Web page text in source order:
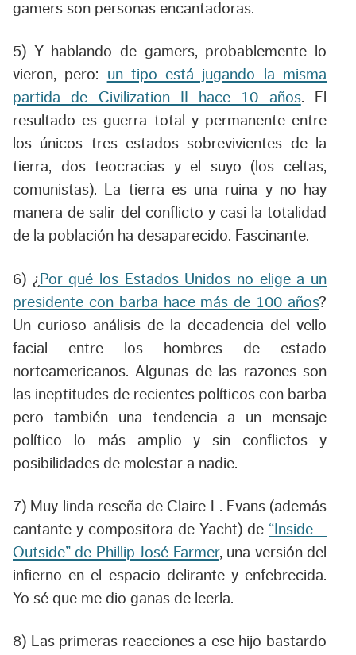
gamers son personas encantadoras.
5) Y hablando de gamers, probablemente lo
vieron, pero: un tipo está jugando la misma
partida de Civilization II hace 10 años. El
resultado es guerra total y permanente entre
los únicos tres estados sobrevivientes de la
tierra, dos teocracias y el suyo (los celtas,
comunistas). La tierra es una ruina y no hay
manera de salir del conflicto y casi la totalidad
de la población ha desaparecido. Fascinante.
6) ¿ Por qué los Estados Unidos no elige a un
presidente con barba hace más de 100 años?
Un curioso análisis de la decadencia del vello
facial entre los hombres de estado
norteamericanos. Algunas de las razones son
las ineptitudes de recientes políticos con barba
pero también una tendencia a un mensaje
político lo más amplio y sin conflictos y
posibilidades de molestar a nadie.
7) Muy linda reseña de Claire L. Evans (además
cantante y compositora de Yacht) de “Inside –
Outside” de Phillip José Farmer, una versión del
infierno en el espacio delirante y enfebrecida.
Yo sé que me dio ganas de leerla.
8) Las primeras reacciones a ese hijo bastardo